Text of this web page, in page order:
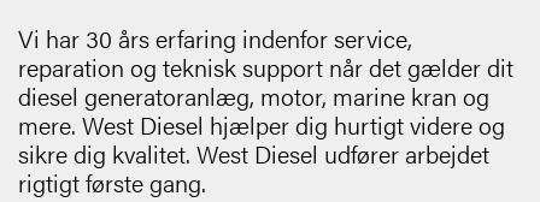
Vi har 30 års erfaring indenfor service,
reparation og teknisk support når det gælder dit
diesel generatoranlæg, motor, marine kran og
mere. West Diesel hjælper dig hurtigt videre og
sikre dig kvalitet. West Diesel udfører arbejdet
rigtigt første gang.